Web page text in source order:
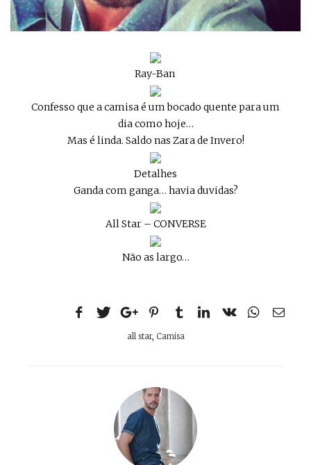
Ray-Ban
Confesso que a camisa é um bocado quente para um
dia como hoje…
Mas é linda. Saldo nas Zara de Invero!
Detalhes
Ganda com ganga… havia duvidas?
All Star – CONVERSE
Não as largo…
all star, Camisa